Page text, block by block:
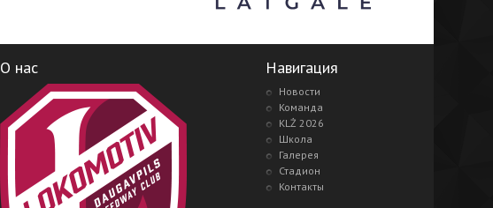
О нас Навигация
Новости
Команда
KLŻ 2026
Школа
Галерея
Стадион
Контакты